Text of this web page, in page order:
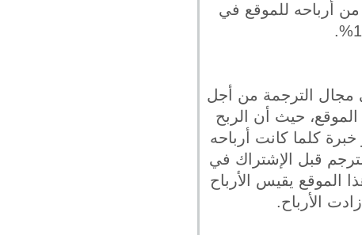
من أرباحه للموقع في
مجال الترجمة من أجل
حيث أن الربح
كلما كانت أرباحه
قبل الإشتراك في
الموقع يقيس الأرباح
الأرباح.